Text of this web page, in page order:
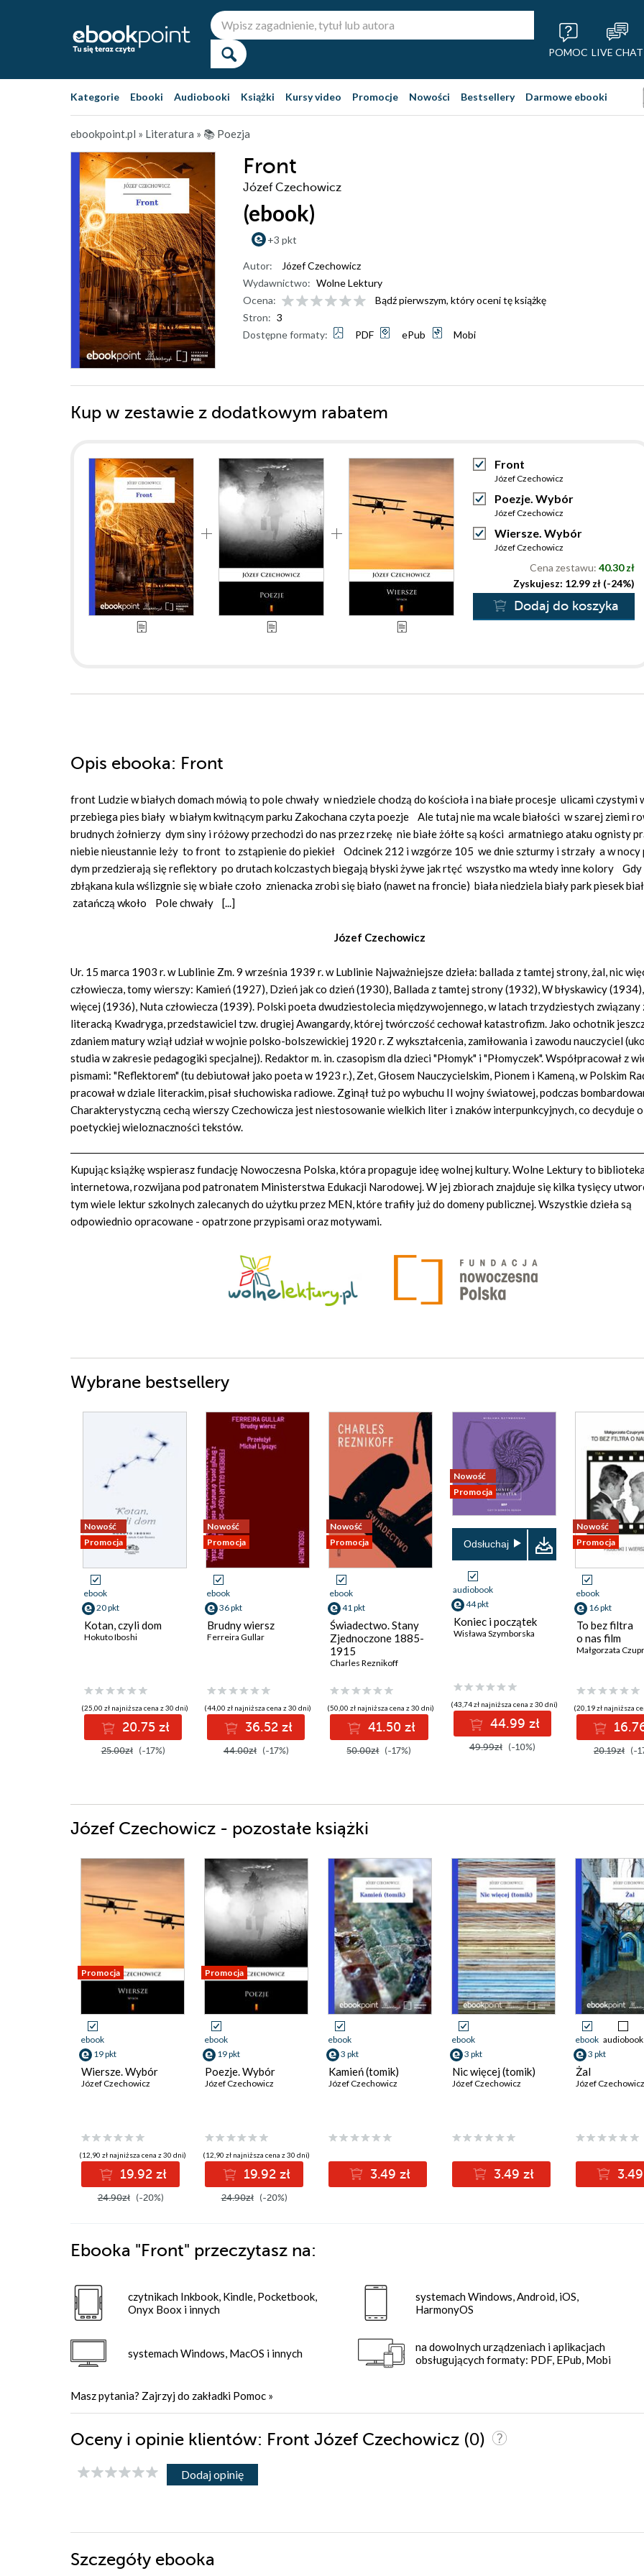
POMOC LIVE CHAT
Kategorie Ebooki Audiobooki Książki Kursy video Promocje Nowości Bestsellery Darmowe ebooki
ebookpoint.pl » Literatura » 📚 Poezja
Front
Józef Czechowicz
(ebook)
+3 pkt
Autor:
Józef Czechowicz
Wydawnictwo: Wolne Lektury
Ocena:
Bądź pierwszym, który oceni tę książkę
Stron: 3
Dostępne formaty:
PDF ePub Mobi
Kup w zestawie z dodatkowym rabatem
Front
Józef Czechowicz
Poezje. Wybór
Józef Czechowicz
Wiersze. Wybór
Józef Czechowicz
Cena zestawu: 40.30 zł
Zyskujesz: 12.99 zł (-24%)
Dodaj do koszyka
Opis ebooka: Front
front Ludzie w białych domach mówią to pole chwały w niedziele chodzą do kościoła i na białe procesje ulicami czystymi
przebiega pies biały w białym kwitnącym parku Zakochana czyta poezje Ale tutaj nie ma wcale białości w szarej ziemi
brudnych żołnierzy dym siny i różowy przechodzi do nas przez rzekę nie białe żółte są kości armatniego ataku ognisty
niebie nieustannie leży to front to zstąpienie do piekieł Odcinek 212 i wzgórze 105 we dnie szturmy i strzały a w nocy
dym przedzierają się reflektory po drutach kolczastych biegają błyski żywe jak rtęć wszystko ma wtedy inne kolory Gdy
zbłąkana kula wślizgnie się w białe czoło znienacka zrobi się biało (nawet na froncie) biała niedziela biały park piesek
zatańczą wkoło Pole chwały [...]
Józef Czechowicz
Ur. 15 marca 1903 r. w Lublinie Zm. 9 września 1939 r. w Lublinie Najważniejsze dzieła: ballada z tamtej strony, żal, nic
człowiecza, tomy wierszy: Kamień (1927), Dzień jak co dzień (1930), Ballada z tamtej strony (1932), W błyskawicy
więcej (1936), Nuta człowiecza (1939). Polski poeta dwudziestolecia międzywojennego, w latach trzydziestych związany
literacką Kwadryga, przedstawiciel tzw. drugiej Awangardy, której twórczość cechował katastrofizm. Jako ochotnik
zdaniem matury wziął udział w wojnie polsko-bolszewickiej 1920 r. Z wykształcenia, zamiłowania i zawodu nauczyciel
studia w zakresie pedagogiki specjalnej). Redaktor m. in. czasopism dla dzieci "Płomyk" i "Płomyczek". Współpracował z
pismami: "Reflektorem" (tu debiutował jako poeta w 1923 r.), Zet, Głosem Nauczycielskim, Pionem i Kameną, w Polskim
pracował w dziale literackim, pisał słuchowiska radiowe. Zginął tuż po wybuchu II wojny światowej, podczas
Charakterystyczną cechą wierszy Czechowicza jest niestosowanie wielkich liter i znaków interpunkcyjnych, co decyduje o
poetyckiej wieloznaczności tekstów.
Kupując książkę wspierasz fundację Nowoczesna Polska, która propaguje ideę wolnej kultury. Wolne Lektury to
internetowa, rozwijana pod patronatem Ministerstwa Edukacji Narodowej. W jej zbiorach znajduje się kilka tysięcy
tym wiele lektur szkolnych zalecanych do użytku przez MEN, które trafiły już do domeny publicznej. Wszystkie dzieła są
odpowiednio opracowane - opatrzone przypisami oraz motywami.
Wybrane bestsellery
Nowość
Promocja
ebook
20 pkt
Kotan, czyli dom
Hokuto Iboshi
(25,00 zł najniższa cena z 30 dni)
20.75 zł
25.00zł (-17%)
Nowość
Promocja
ebook
36 pkt
Brudny wiersz
Ferreira Gullar
(44,00 zł najniższa cena z 30 dni)
36.52 zł
44.00zł (-17%)
Nowość
Promocja
ebook
41 pkt
Świadectwo. Stany
Zjednoczone 1885-
1915
Charles Reznikoff
(50,00 zł najniższa cena z 30 dni)
41.50 zł
50.00zł (-17%)
Nowość
Promocja
Odsłuchaj
audiobook
44 pkt
Koniec i początek
Wisława Szymborska
(43,74 zł najniższa cena z 30 dni)
44.99 zł
49.99zł (-10%)
Nowość
Promocja
ebook
16 pkt
To bez filtra
o nas film
Małgorzata
(20,19 zł najniższa
20.19zł (-
Józef Czechowicz - pozostałe książki
Promocja
ebook
19 pkt
Wiersze. Wybór
Józef Czechowicz
(12,90 zł najniższa cena z 30 dni)
19.92 zł
24.90zł (-20%)
Promocja
ebook
19 pkt
Poezje. Wybór
Józef Czechowicz
(12,90 zł najniższa cena z 30 dni)
19.92 zł
24.90zł (-20%)
ebook
3 pkt
Kamień (tomik)
Józef Czechowicz
3.49 zł
ebook
3 pkt
Nic więcej (tomik)
Józef Czechowicz
3.49 zł
ebook audiobook
3 pkt
Żal
Józef Czechowicz
Ebooka "Front" przeczytasz na:
czytnikach Inkbook, Kindle, Pocketbook,
Onyx Boox i innych
systemach Windows, MacOS i innych
systemach Windows, Android, iOS,
HarmonyOS
na dowolnych urządzeniach i aplikacjach
obsługujących formaty: PDF, EPub, Mobi
Masz pytania? Zajrzyj do zakładki Pomoc »
Oceny i opinie klientów: Front Józef Czechowicz (0)
Dodaj opinię
Szczegóły ebooka